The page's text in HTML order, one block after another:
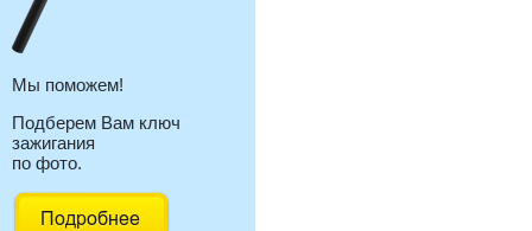
Мы поможем!
Подберем Вам ключ
зажигания
по фото.